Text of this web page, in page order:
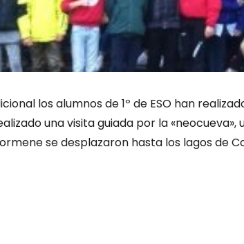
los alumnos de 1º de ESO han
una visita guiada por la
se desplazaron hasta los lagos de